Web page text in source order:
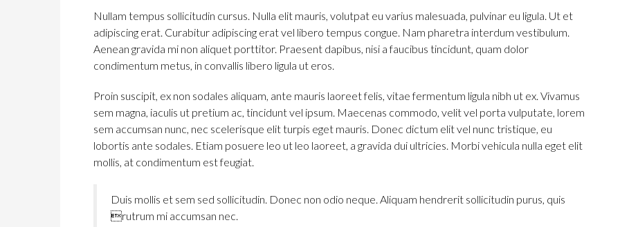
Nullam tempus sollicitudin cursus. Nulla elit mauris, volutpat eu varius malesuada, pulvinar eu ligula. Ut et
adipiscing erat. Curabitur adipiscing erat vel libero tempus congue. Nam pharetra interdum vestibulum.
Aenean gravida mi non aliquet porttitor. Praesent dapibus, nisi a faucibus tincidunt, quam dolor
condimentum metus, in convallis libero ligula ut eros.
Proin suscipit, ex non sodales aliquam, ante mauris laoreet felis, vitae fermentum ligula nibh ut ex. Vivamus
sem magna, iaculis ut pretium ac, tincidunt vel ipsum. Maecenas commodo, velit vel porta vulputate, lorem
sem accumsan nunc, nec scelerisque elit turpis eget mauris. Donec dictum elit vel nunc tristique, eu
lobortis ante sodales. Etiam posuere leo ut leo laoreet, a gravida dui ultricies. Morbi vehicula nulla eget elit
mollis, at condimentum est feugiat.
Duis mollis et sem sed sollicitudin. Donec non odio neque. Aliquam hendrerit sollicitudin purus, quis
rutrum mi accumsan nec.